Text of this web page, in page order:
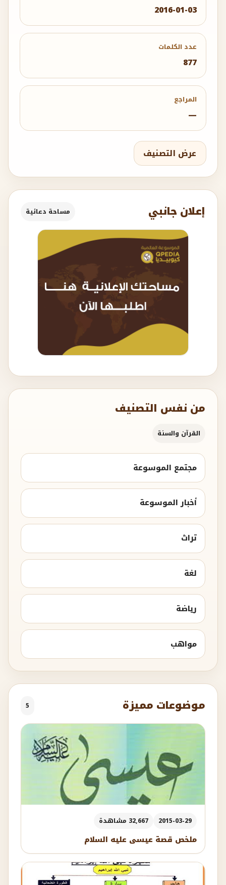
2016-01-03
عدد الكلمات
877
المراجع
—
عرض التصنيف
إعلان جانبي مساحة دعائية
من نفس التصنيف
القرآن والسنة
مجتمع الموسوعة
أخبار الموسوعة
تراث
لغة
رياضة
مواهب
موضوعات مميزة 5
2015-03-29 32,667 مشاهدة
ملخص قصة عيسى عليه السلام